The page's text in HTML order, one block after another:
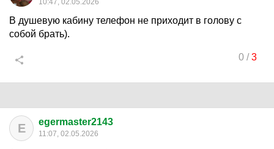
10:47, 02.05.2026
В душевую кабину телефон не приходит в голову с
собой брать).
0/3
E egermaster2143
11:07, 02.05.2026